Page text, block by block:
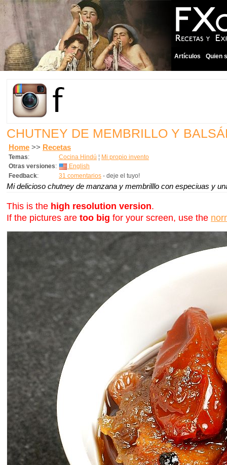
Artículos Quien
CHUTNEY DE MEMBRILLO Y
Home >> Recetas
Temas: Cocina Hindú ¦ Mi propio invento
Otras versiones:
English
Feedback: 31 comentarios - deje el tuyo!
Mi delicioso chutney de manzana y membrilllo con especiuas y
This is the high resolution version.
If the pictures are too big for your screen, use the